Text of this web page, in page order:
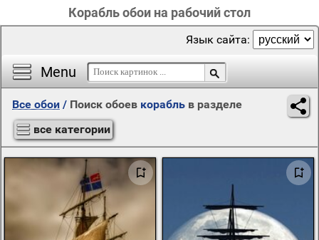
Корабль обои на рабочий стол
Menu
Язык сайта:
Все обои / Поиск обоев корабль в разделе
все категории